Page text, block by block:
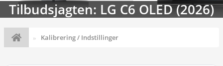
Tilbudsjagten: LG C6 OLED (2026)
Kalibrering / Indstillinger